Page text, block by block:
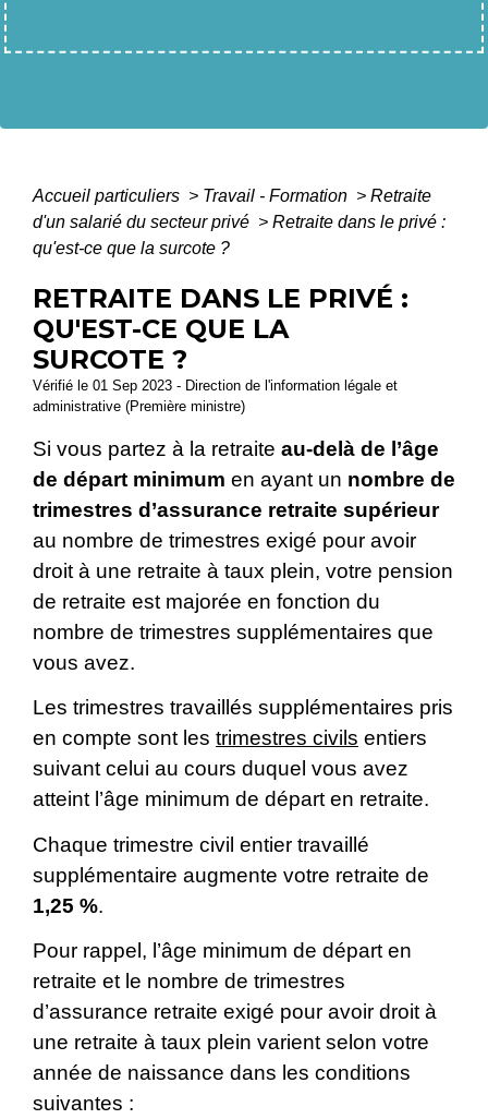
Accueil particuliers > Travail - Formation > Retraite
d'un salarié du secteur privé > Retraite dans le privé :
qu'est-ce que la surcote ?
RETRAITE DANS LE PRIVÉ :
QU'EST-CE QUE LA
SURCOTE ?
Vérifié le 01 Sep 2023 - Direction de l'information légale et
administrative (Première ministre)
Si vous partez à la retraite au-delà de l’âge
de départ minimum en ayant un nombre de
trimestres d’assurance retraite supérieur
au nombre de trimestres exigé pour avoir
droit à une retraite à taux plein, votre pension
de retraite est majorée en fonction du
nombre de trimestres supplémentaires que
vous avez.
Les trimestres travaillés supplémentaires pris
en compte sont les trimestres civils entiers
suivant celui au cours duquel vous avez
atteint l’âge minimum de départ en retraite.
Chaque trimestre civil entier travaillé
supplémentaire augmente votre retraite de
1,25 %.
Pour rappel, l’âge minimum de départ en
retraite et le nombre de trimestres
d’assurance retraite exigé pour avoir droit à
une retraite à taux plein varient selon votre
année de naissance dans les conditions
suivantes :